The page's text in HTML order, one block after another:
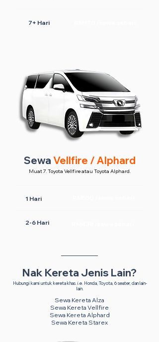
7+ Hari
Sewa Vellfire / Alphard
Muat 7. Toyota Vellfire atau Toyota Alphard.
1 Hari
2-6 Hari
Nak Kereta Jenis Lain?
Hubungi kami untuk kereta khas. i.e. Honda, Toyota, 6 seater, dan lain-
lain.
Sewa Kereta Alza
Sewa Kereta Vellfire
Sewa Kereta Alphard
Sewa Kereta Starex